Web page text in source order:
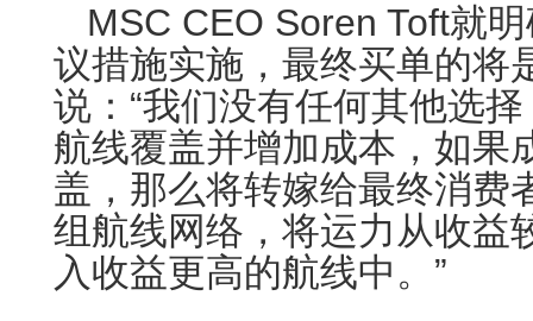
MSC CEO Soren Toft就
议措施实施，最终买单的将
说：“我们没有任何其他选
航线覆盖并增加成本，如果
盖，那么将转嫁给最终消费
组航线网络，将运力从收益
入收益更高的航线中。”